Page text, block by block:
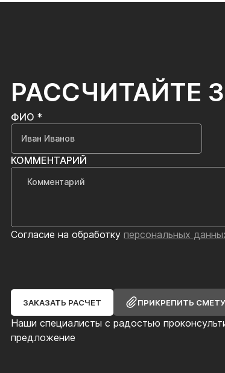
РАССЧИТАЙТЕ
Наши специалисты с радостью
предложение
ФИО *
КОММЕНТАРИЙ
Согласие на обработку персональных
ЗАКАЗАТЬ РАСЧЕТ ПРИКРЕПИТЬ СМЕТУ